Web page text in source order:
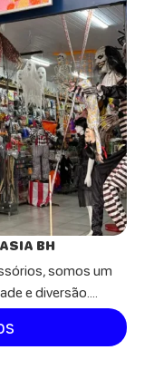
BH
somos um
e diversão....